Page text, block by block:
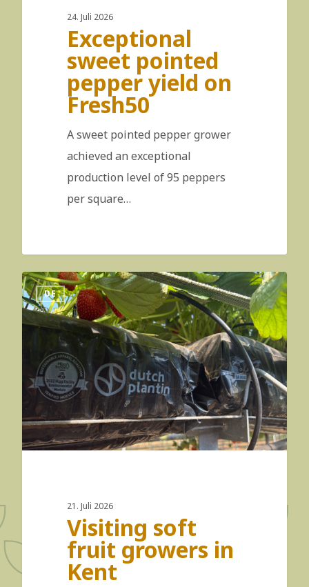
wählen unsere Produktionsstandorte nach
strategischen Gesichtspunkten und auf lange
Sicht aus. So gewährleisten wir die beste
Qualität, für jetzt und in der Zukunft.
24. Juli 2026
Exceptional
sweet pointed
pepper yield on
Fresh50
A sweet pointed pepper grower
achieved an exceptional
production level of 95 peppers
per square…
DE
21. Juli 2026
Visiting soft
fruit growers in
Kent